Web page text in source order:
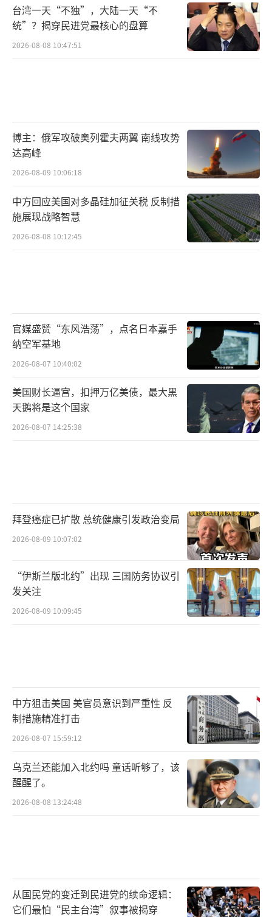
台湾一天“不独”，大陆一天“不
统”？揭穿民进党最核心的盘算
2026-08-08 10:47:51
博主：俄军攻破奥列霍夫两翼 南线攻势
达高峰
2026-08-09 10:06:18
中方回应美国对多晶硅加征关税 反制措
施展现战略智慧
2026-08-08 10:12:45
官媒盛赞“东风浩荡”，点名日本嘉手
纳空军基地
2026-08-07 10:40:02
美国财长逼宫，扣押万亿美债，最大黑
天鹅将是这个国家
2026-08-07 14:25:38
拜登癌症已扩散 总统健康引发政治变局
2026-08-09 10:07:02
“伊斯兰版北约”出现 三国防务协议引
发关注
2026-08-09 10:09:45
中方狙击美国 美官员意识到严重性 反
制措施精准打击
2026-08-07 15:59:12
乌克兰还能加入北约吗 童话听够了，该
醒醒了。
2026-08-08 13:24:48
从国民党的变迁到民进党的续命逻辑：
它们最怕“民主台湾”叙事被揭穿